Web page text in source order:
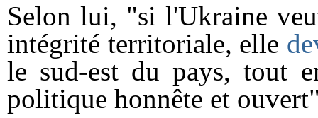
Selon lui, "si l'Ukraine
intégrité territoriale, elle
le sud-est du pays, tout
politique honnête et